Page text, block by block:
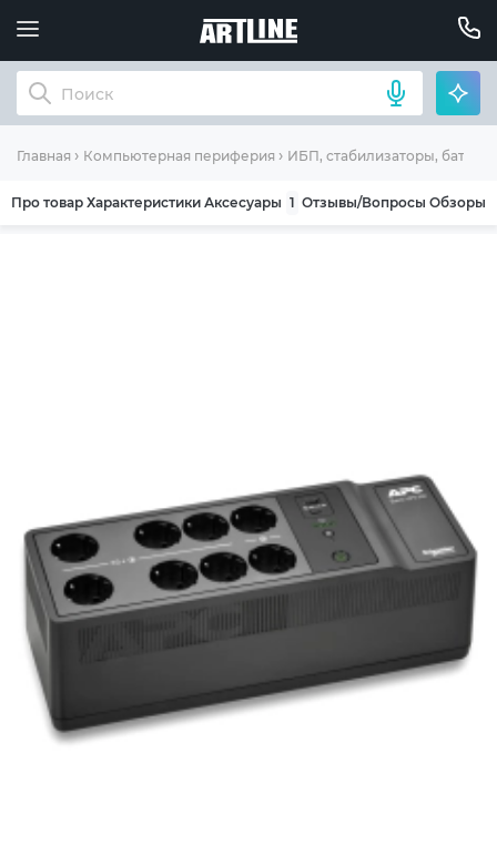
Главная Компьютерная периферия ИБП, стабилизаторы,
Про товар Характеристики Аксесуары 1 Отзывы/Вопросы Обзоры